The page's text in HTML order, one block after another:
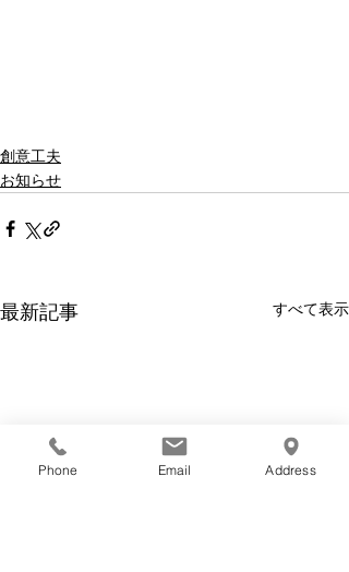
創意工夫
お知らせ
最新記事 すべて表示
Phone Email Address